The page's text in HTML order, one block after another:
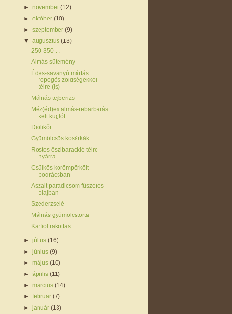
►november(12)
►október(10)
►szeptember(9)
▼augusztus(13)
250-350-...
Almás sütemény
Édes-savanyú mártás
ropogós zöldségekkel -
télre (is)
Málnás tejberizs
Méz(éd)es almás-rebarbarás
kelt kuglóf
Diólikőr
Gyümölcsös kosárkák
Rostos őszibaracklé télre-
nyárra
Csülkös körömpörkölt -
bográcsban
Aszalt paradicsom fűszeres
olajban
Szederzselé
Málnás gyümölcstorta
Karfiol rakottas
►július(16)
►június(9)
►május(10)
►április(11)
►március(14)
►február(7)
►január(13)